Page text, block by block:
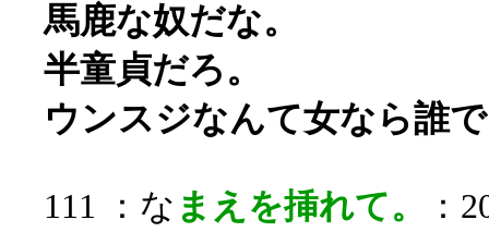
馬鹿な奴だな。
半童貞だろ。
ウンスジなんて女なら誰
111 ：な まえを挿れて。
：